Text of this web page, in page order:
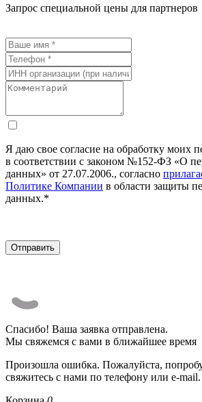
Запрос специальной цены для партнеров
Я даю свое согласие на обработку моих
в соответствии с законом №152-ФЗ «О
данных» от 27.07.2006., согласно
Политике Компании в области защиты
данных.*
Спасибо! Ваша заявка отправлена.
Мы свяжемся с вами в ближайшее время
Произошла ошибка. Пожалуйста,
свяжитесь с нами по телефону или e-mail.